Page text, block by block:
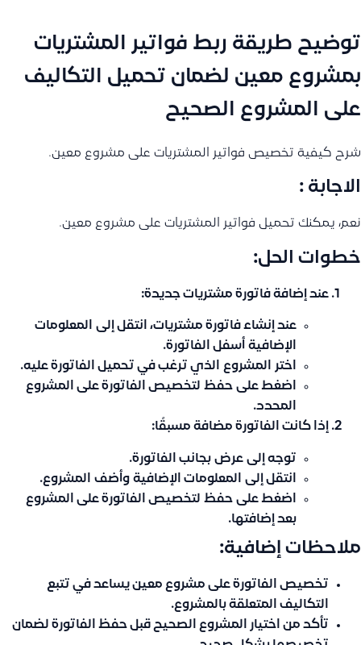
توضيح طريقة ربط فواتير المشتريات
بمشروع معين لضمان تحميل التكاليف
على المشروع الصحيح
شرح كيفية تخصيص فواتير المشتريات على مشروع معين.
الاجابة :
نعم، يمكنك تحميل فواتير المشتريات على مشروع معين.
خطوات الحل:
عند إضافة فاتورة مشتريات جديدة:
عند إنشاء فاتورة مشتريات، انتقل إلى المعلومات
الإضافية أسفل الفاتورة.
اختر المشروع الذي ترغب في تحميل الفاتورة عليه.
اضغط على حفظ لتخصيص الفاتورة على المشروع
المحدد.
إذا كانت الفاتورة مضافة مسبقًا:
توجه إلى عرض بجانب الفاتورة.
انتقل إلى
المعلومات الإضافية وأضف المشروع.
اضغط على حفظ لتخصيص الفاتورة على المشروع
بعد إضافتها.
ملاحظات إضافية:
تخصيص الفاتورة على مشروع معين يساعد في تتبع
التكاليف المتعلقة بالمشروع.
تأكد من اختيار المشروع الصحيح قبل حفظ الفاتورة لضمان